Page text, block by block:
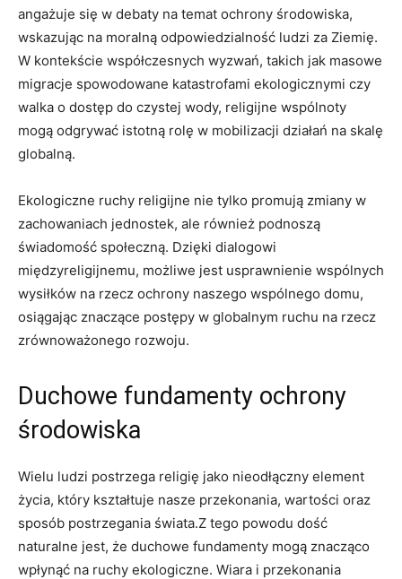
angażuje się w debaty na ⁣temat ochrony środowiska,
⁤wskazując ⁢na moralną​ odpowiedzialność ludzi⁢ za Ziemię.
W kontekście współczesnych wyzwań, ‌takich​ jak masowe​
migracje spowodowane⁢ katastrofami ekologicznymi czy
‌walka o dostęp do czystej wody,‌ religijne wspólnoty
mogą odgrywać istotną rolę​ w mobilizacji‌ działań na​ skalę
globalną.
Ekologiczne ruchy religijne nie tylko promują zmiany w
zachowaniach jednostek, ale również podnoszą
świadomość społeczną.⁢ Dzięki dialogowi
⁣międzyreligijnemu, możliwe jest ⁣usprawnienie wspólnych
wysiłków⁤ na⁤ rzecz ochrony naszego⁤ wspólnego domu,⁤
osiągając znaczące postępy w globalnym ruchu na rzecz
zrównoważonego rozwoju.
Duchowe fundamenty ochrony
środowiska
Wielu ludzi postrzega ‍religię jako ​nieodłączny⁢ element⁤
życia, który kształtuje nasze przekonania,‌ wartości oraz
sposób postrzegania świata.Z tego powodu dość
naturalne jest, że duchowe fundamenty mogą znacząco
wpłynąć na ruchy ekologiczne. ‍Wiara i przekonania​